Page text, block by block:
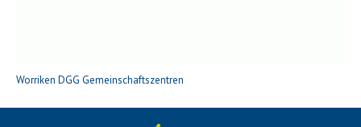
Worriken DGG Gemeinschaftszentren